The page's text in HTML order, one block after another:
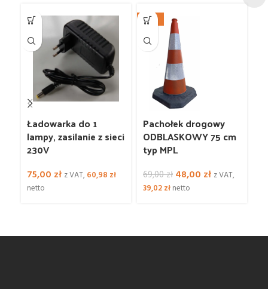
Ładowarka do 1
lampy, zasilanie z sieci
230V
75,00 zł z VAT,60,98 zł
netto
-30%
Pachołek drogowy
ODBLASKOWY 75 cm
typ MPL
69,00zł Pierwotna
cena
48,00 złAktualna
z VAT,
39,02złnetto